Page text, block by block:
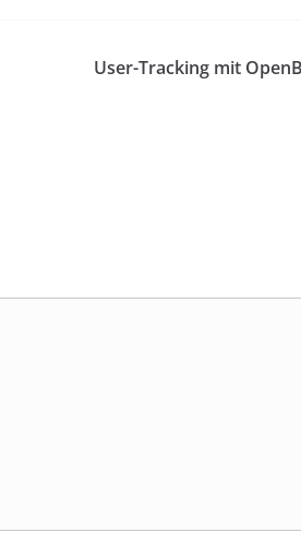
User-Tracking mit